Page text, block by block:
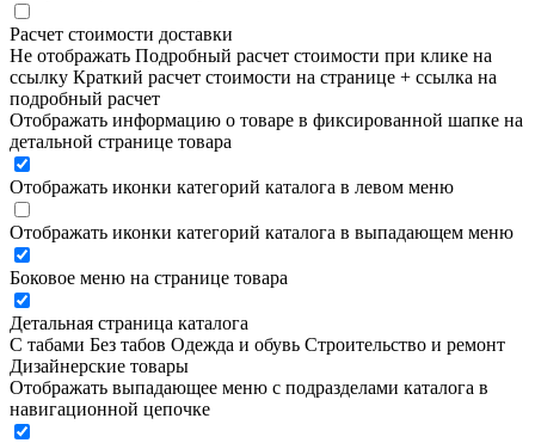
Расчет стоимости доставки
Не отображать Подробный расчет стоимости при клике на
ссылку Краткий расчет стоимости на странице + ссылка на
подробный расчет
Отображать информацию о товаре в фиксированной шапке на
детальной странице товара
Отображать иконки категорий каталога в левом меню
Отображать иконки категорий каталога в выпадающем меню
Боковое меню на странице товара
Детальная страница каталога
С табами Без табов Одежда и обувь Строительство и ремонт
Дизайнерские товары
Отображать выпадающее меню с подразделами каталога в
навигационной цепочке